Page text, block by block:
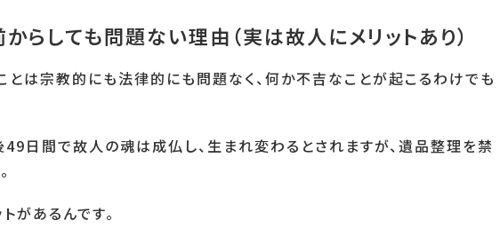
らしても問題ない理由（実は故人にメリットあり）
は宗教的にも法律的にも問題なく、何か不吉なことが起こるわけでも
日間で故人の魂は成仏し、生まれ変わるとされますが、遺品整理を禁
があるんです。